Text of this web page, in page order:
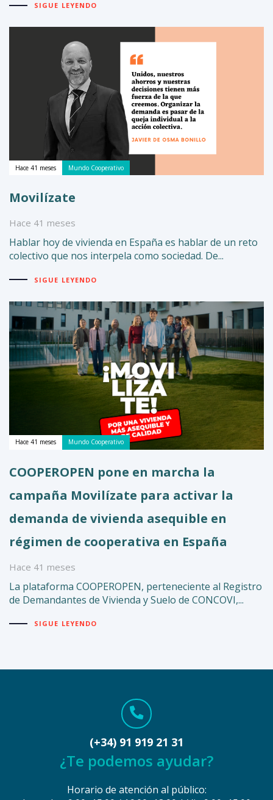
SIGUE LEYENDO
Hace 41 meses Mundo Cooperativo
Movilízate
Hace 41 meses
Hablar hoy de vivienda en España es hablar de un reto
colectivo que nos interpela como sociedad. De...
SIGUE LEYENDO
Hace 41 meses Mundo Cooperativo
COOPEROPEN pone en marcha la
campaña Movilízate para activar la
demanda de vivienda asequible en
régimen de cooperativa en España
Hace 41 meses
La plataforma COOPEROPEN, perteneciente al Registro
de Demandantes de Vivienda y Suelo de CONCOVI,...
SIGUE LEYENDO
(+34) 91 919 21 31
¿Te podemos ayudar?
Horario de atención al público: